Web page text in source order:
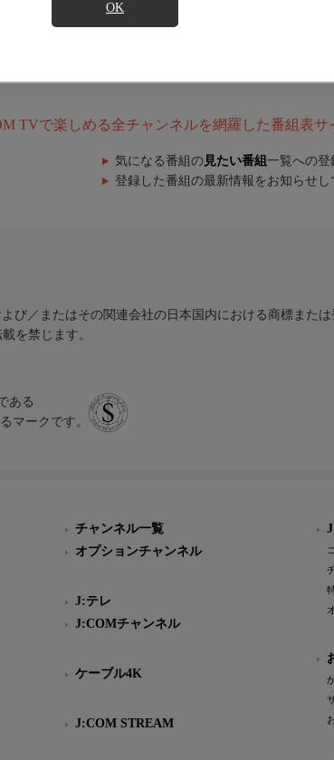
OK
TVで楽しめる全チャンネルを網羅した番組表サ
気になる番組の 見たい番組 一覧への登
登録した番組の最新情報をお知らせし
び／またはその関連会社の日本国内における商標または
を禁じます。
ある
マークです。
チャンネル一覧
オプションチャンネル
J:テレ
J:COMチャンネル
ケーブル4K
J:COM STREAM